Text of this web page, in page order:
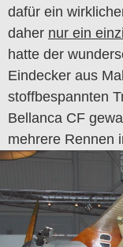
dafür ein
daher nur ein
hatte der
Eindecker aus
stoffbespannten
Bellanca CF
mehrere Rennen